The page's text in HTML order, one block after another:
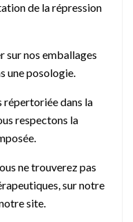
de la répression
sur nos emballages
une posologie.
répertoriée dans la
respectons la
ne trouverez pas
sur notre
site.